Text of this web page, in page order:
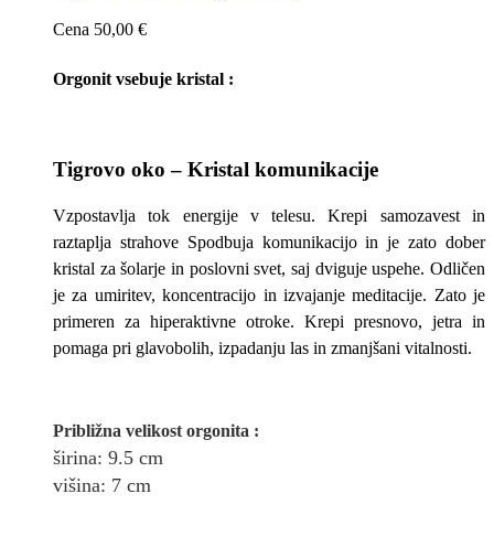
Cena 50,00 €
Orgonit vsebuje kristal :
Tigrovo oko – Kristal komunikacije
Vzpostavlja tok energije v telesu. Krepi samozavest in
raztaplja strahove Spodbuja komunikacijo in je zato dober
kristal za šolarje in poslovni svet, saj dviguje uspehe. Odličen
je za umiritev, koncentracijo in izvajanje meditacije. Zato je
primeren za hiperaktivne otroke. Krepi presnovo, jetra in
pomaga pri glavobolih, izpadanju las in zmanjšani vitalnosti.
Približna velikost orgonita :
širina: 9.5 cm
višina: 7 cm